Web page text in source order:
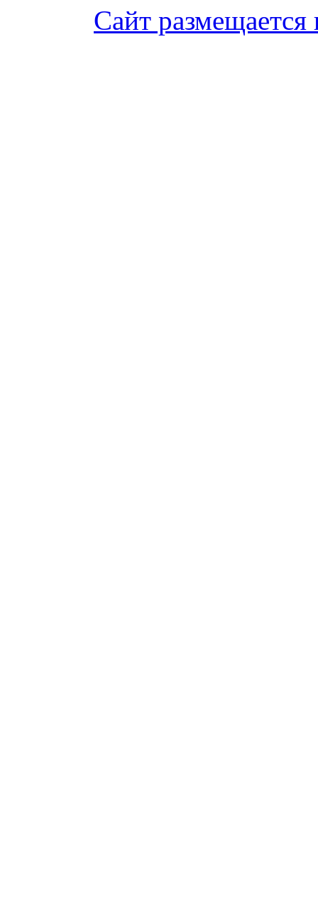
Сайт размещается